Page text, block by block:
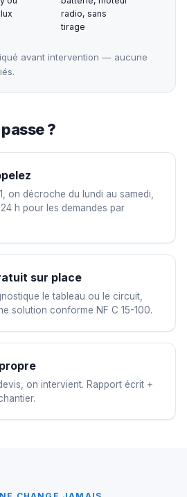
radio, sans
tirage
avant intervention — aucune
?
on décroche du lundi au samedi,
h pour les demandes par
sur place
le tableau ou le circuit,
solution conforme NF C 15-100.
on intervient. Rapport écrit +